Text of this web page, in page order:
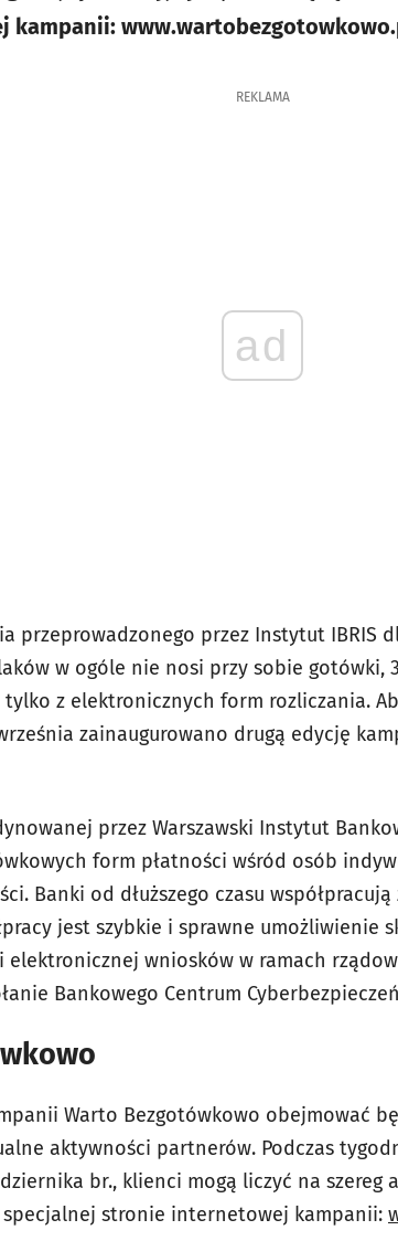
kampanii:
REKLAMA
ad
przeprowadzonego przez Instytut IBRIS
w ogóle nie nosi przy sobie gotówki,
tylko z elektronicznych form rozliczania.
zainaugurowano drugą edycję
przez Warszawski Instytut
form płatności wśród osób
Banki od dłuższego czasu
jest szybkie i sprawne umożliwienie
elektronicznej wniosków w ramach
Bankowego Centrum
Warto Bezgotówkowo obejmować
aktywności partnerów. Podczas
br., klienci mogą liczyć na
specjalnej stronie internetowej kampanii: